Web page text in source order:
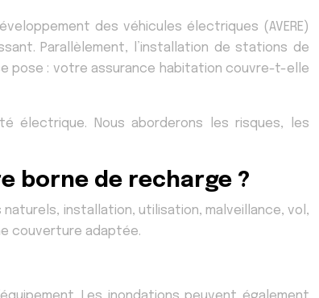
des véhicules électriques (AVERE)
Parallèlement, l’installation de stations de
pose : votre assurance habitation couvre-t-elle
électrique. Nous aborderons les risques, les
borne de recharge ?
installation, utilisation, malveillance, vol,
couverture adaptée.